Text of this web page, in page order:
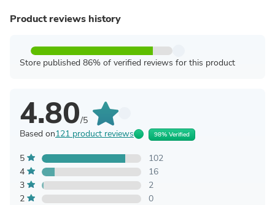
Product reviews history
Store published 86% of verified reviews for this product
4.80/5
Based on121 product reviews 98% Verified
5
102
4
16
3
2
2
0